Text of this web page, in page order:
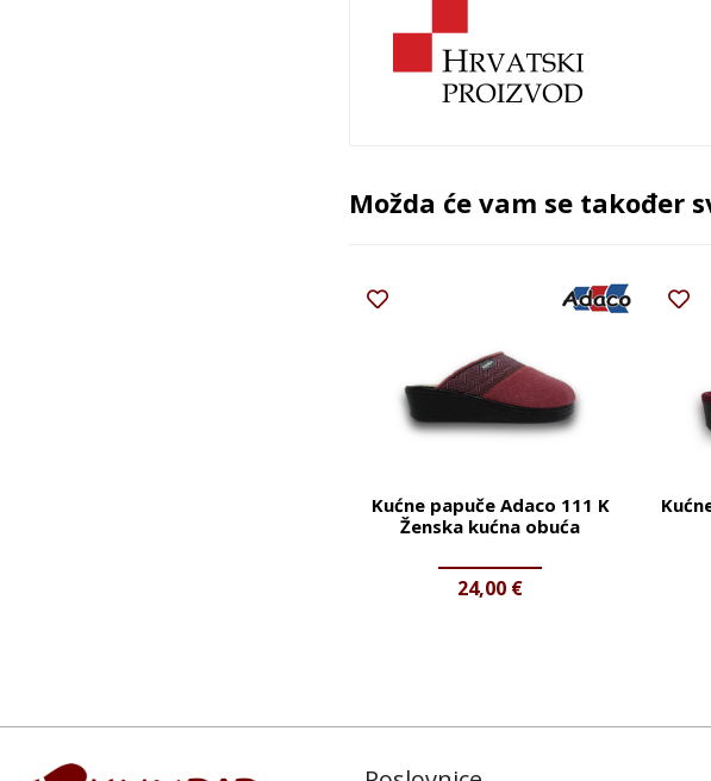
Možda će vam se također
Kućne papuče Adaco 111 K
Ženska kućna obuća
24,00 €